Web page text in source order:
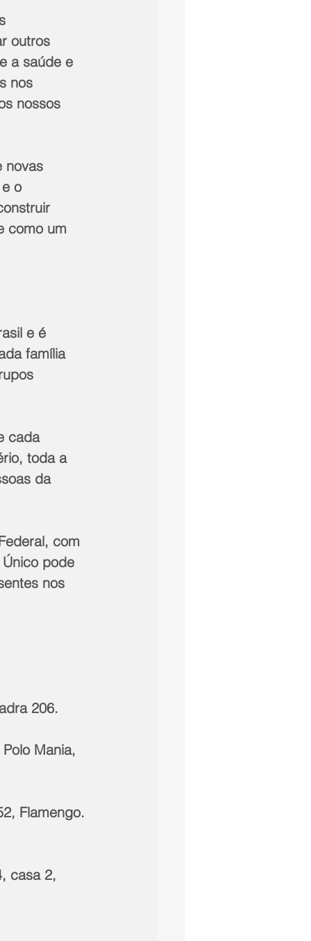
outros
a saúde e
nos
nossos
novas
o
como um
e é
família
cada
toda a
da
com
pode
nos
206.
Flamengo.